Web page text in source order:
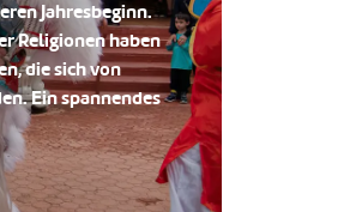
Jahresbeginn.
Religionen haben
die sich von
Ein spannendes